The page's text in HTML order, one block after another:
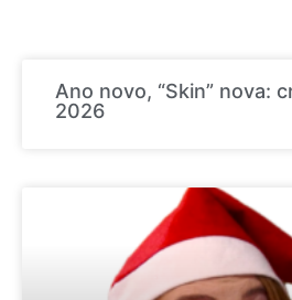
Ano novo, “Skin” nova:
2026